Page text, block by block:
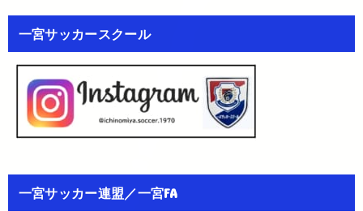
一宮サッカースクール
一宮サッカー連盟／一宮FA